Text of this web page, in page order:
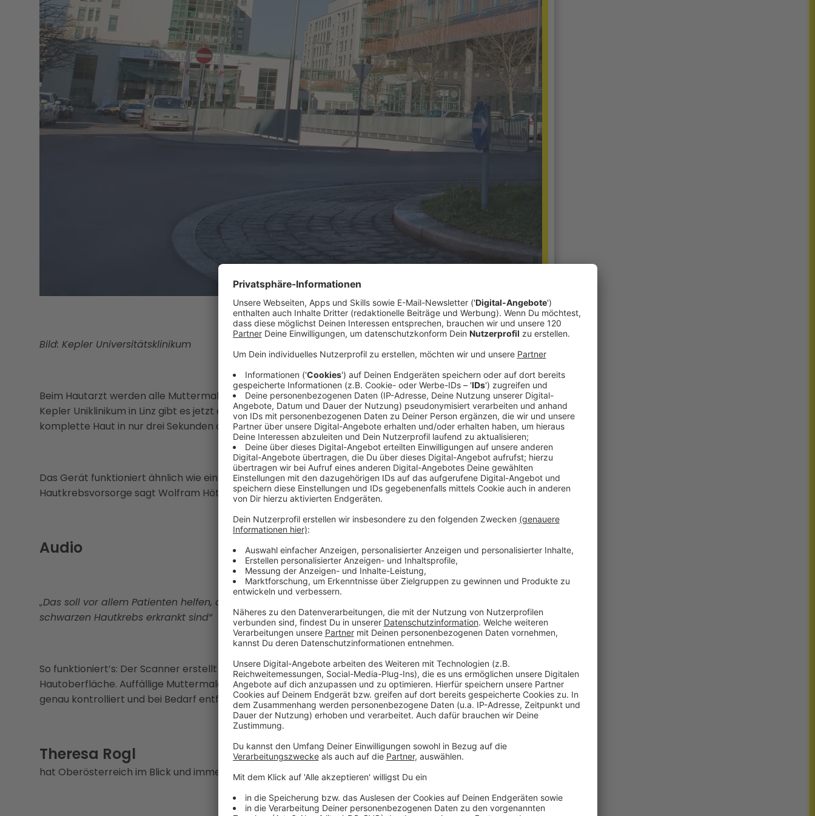
Bild: Kepler Universitätsklinikum
Beim Hautarzt werden alle Muttermale einzeln untersucht – das dauert und ist mühsam. Am
Kepler Uniklinikum in Linz gibt es jetzt eine neue Technologie: einen Ganzkörperscanner, der deine
komplette Haut in nur drei Sekunden abscannt.
Das Gerät funktioniert ähnlich wie ein Flughafen-Scanner und eignet sich für die
Hautkrebsvorsorge sagt Wolfram Hötzenecker, Vorstand der Dermatologie am KUK.
Audio
„Das soll vor allem Patienten helfen, die extrem viele Muttermale haben und schon einmal am
schwarzen Hautkrebs erkrankt sind“
So funktioniert’s: Der Scanner erstellt binnen drei Sekunden eine komplette Übersicht der
Hautoberfläche. Auffällige Muttermale werden dann von den Hautärzten am Körper nochmals
genau kontrolliert und bei Bedarf entfernt.
Theresa Rogl
hat Oberösterreich im Blick und immer eine Geschichte auf Lager!